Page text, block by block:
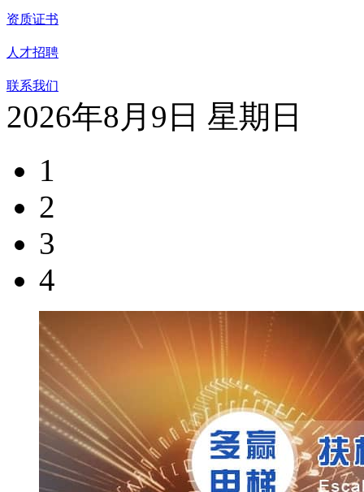
资质证书
人才招聘
联系我们
2026年8月9日 星期日
1
2
3
4